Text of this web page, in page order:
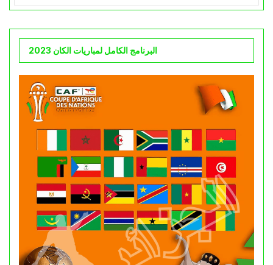
البرنامج الكامل لمباريات الكان 2023